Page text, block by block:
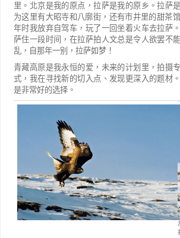
里。北京是我的原点，拉萨是我的原乡。拉萨
为这里有大昭寺和八廓街，还有市井里的甜茶
年时我放弃自驾车，玩了一回坐着火车去拉萨
萨住一段时间，在拉萨拍人文总是令人欲罢不
乱，自那年一别，拉萨如梦！
青藏高原是我永恒的爱，未来的计划里，拍摄
式，我在寻找新的切入点、发现更深 入的题材
是非常好的选择。